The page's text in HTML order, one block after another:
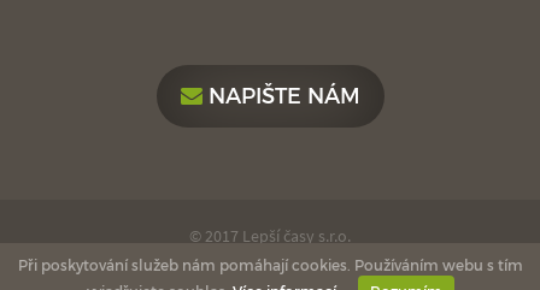
NAPIŠTE NÁM
© 2017 Lepší časy s.r.o.
made with
love
byesmedia
Při poskytování služeb nám pomáhají cookies. Používáním webu s tím